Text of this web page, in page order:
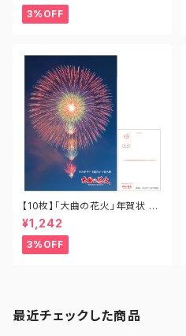
3%OFF
【10枚】「大曲の花火」年賀状 P
O-OH-029
¥1,242
3%OFF
最近チェックした商品